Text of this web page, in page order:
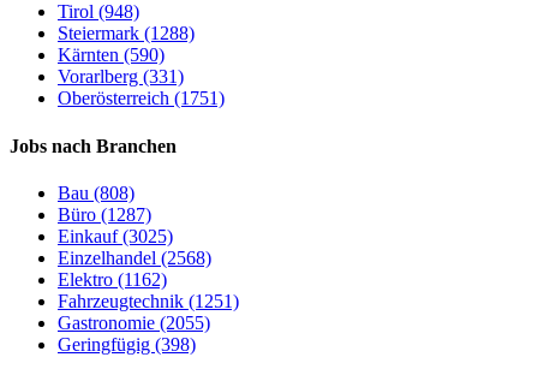
Tirol (948)
Steiermark (1288)
Kärnten (590)
Vorarlberg (331)
Oberösterreich (1751)
Jobs nach Branchen
Bau (808)
Büro (1287)
Einkauf (3025)
Einzelhandel (2568)
Elektro (1162)
Fahrzeugtechnik (1251)
Gastronomie (2055)
Geringfügig (398)